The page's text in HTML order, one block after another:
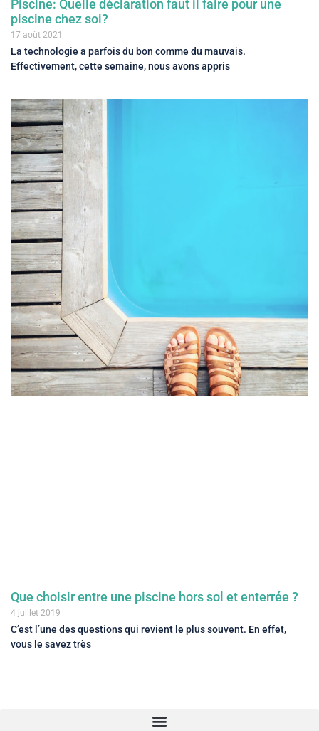
Piscine: Quelle déclaration faut il faire pour une
piscine chez soi?
17 août 2021
La technologie a parfois du bon comme du mauvais.
Effectivement, cette semaine, nous avons appris
Que choisir entre une piscine hors sol et enterrée ?
4 juillet 2019
C’est l’une des questions qui revient le plus souvent. En effet,
vous le savez très